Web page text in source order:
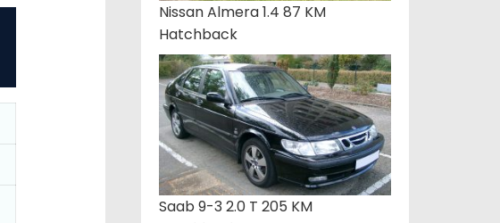
Nissan Almera 1.4 87 KM
Hatchback
Saab 9-3 2.0 T 205 KM